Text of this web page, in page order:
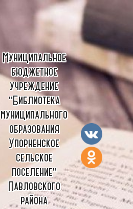
Муниципальное
бюджетное
учреждение
"Библиотека
муниципального
образования
Упорненское
сельское
поселение"
Павловского
района